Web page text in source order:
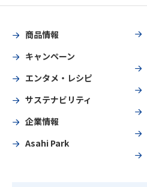
商品情報
キャンペーン
エンタメ・レシピ
サステナビリティ
企業情報
Asahi Park